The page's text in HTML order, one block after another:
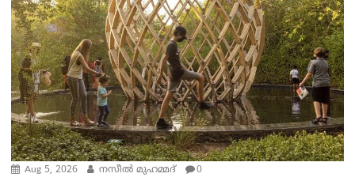
Aug 5, 2026 നസീല്‍ മുഹമ്മദ് 0